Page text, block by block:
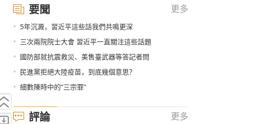
要聞 更多
• 5年沉澱，習近平這些話我們共鳴更深
• 三次兩院院士大會 習近平一直關注這些話題
• 國防部就抗震救災、美售臺武器等答記者問
• 民進黨拒絕大陸疫苗，到底幾個意思？
• 細數陳時中的“三宗罪”
評論 更多